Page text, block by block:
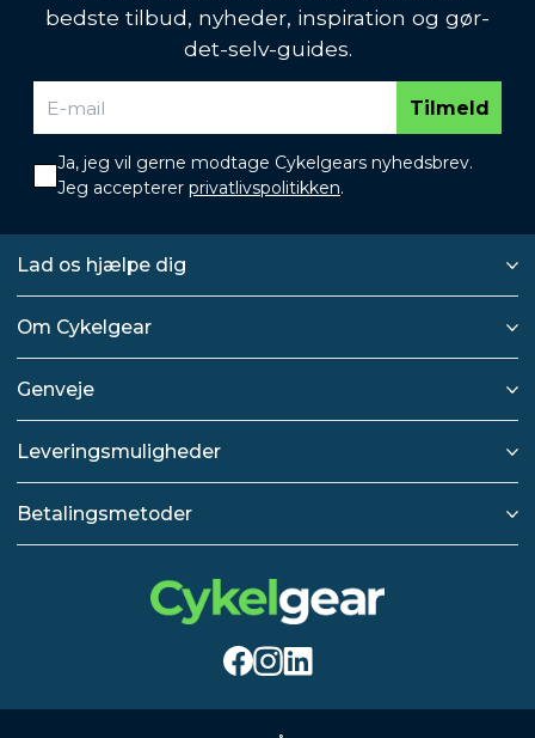
bedste tilbud, nyheder, inspiration og gør-
det-selv-guides.
Tilmeld
Ja, jeg vil gerne modtage Cykelgears nyhedsbrev.
Jeg accepterer privatlivspolitikken.
Lad os hjælpe dig
Om Cykelgear
Genveje
Leveringsmuligheder
Betalingsmetoder